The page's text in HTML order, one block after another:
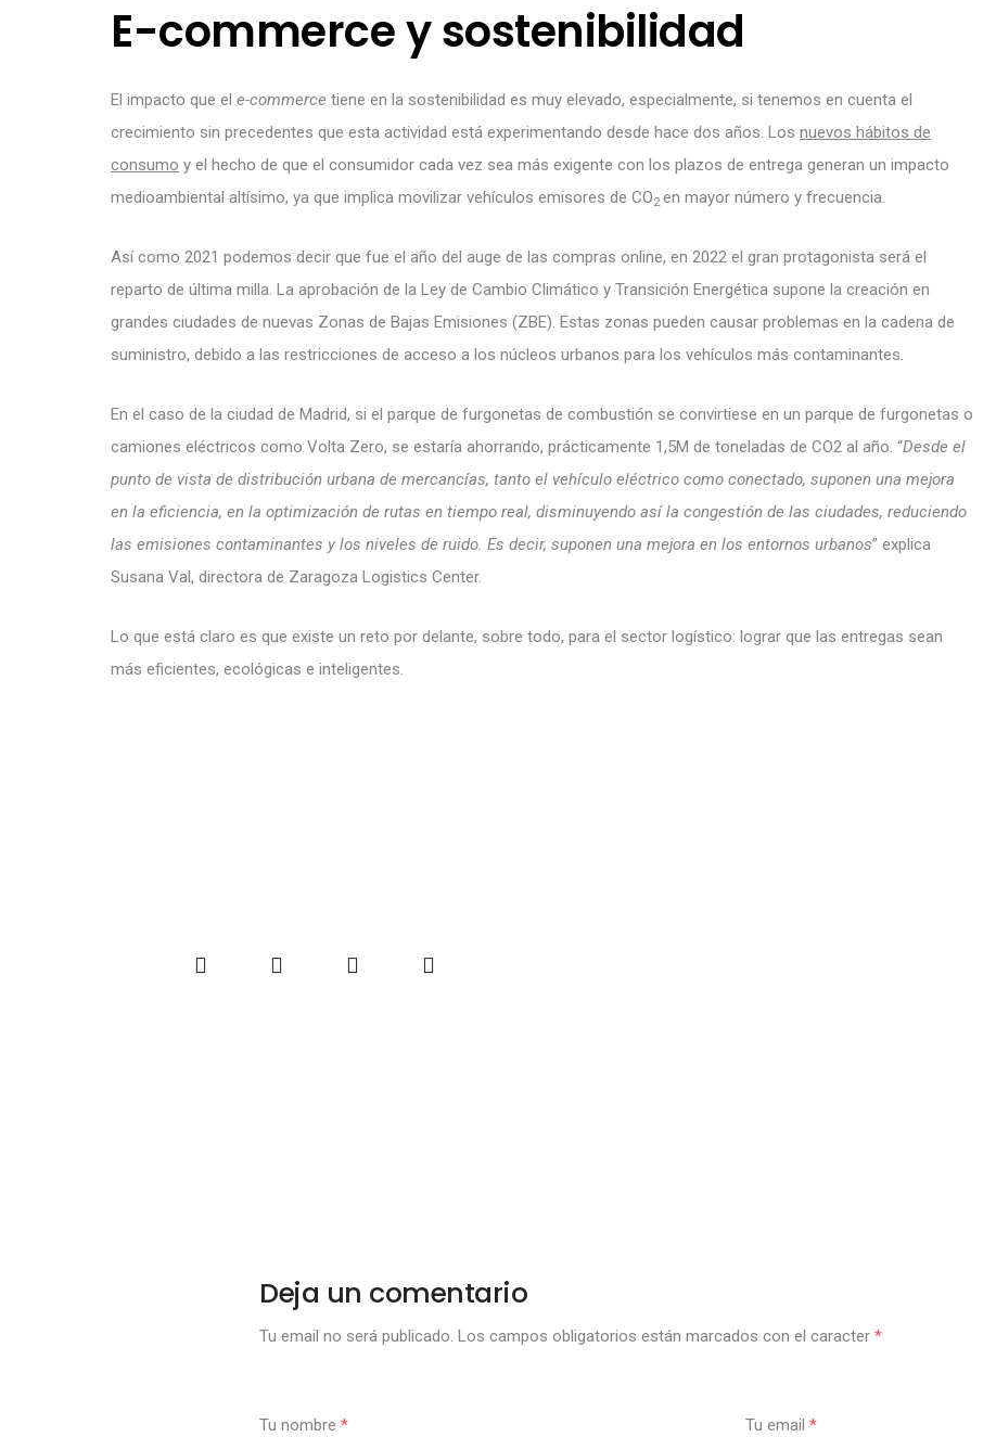
E-commerce y sostenibilidad
El impacto que el e-commerce tiene en la sostenibilidad es muy elevado, especialmente, si tenemos en cuenta el
crecimiento sin precedentes que esta actividad está experimentando desde hace dos años. Los nuevos hábitos de
consumo y el hecho de que el consumidor cada vez sea más exigente con los plazos de entrega generan un impacto
medioambiental altísimo, ya que implica movilizar vehículos emisores de CO2en mayor número y frecuencia.
Así como 2021 podemos decir que fue el año del auge de las compras online, en 2022 el gran protagonista será el
reparto de última milla. La aprobación de la Ley de Cambio Climático y Transición Energética supone la creación en
grandes ciudades de nuevas Zonas de Bajas Emisiones (ZBE). Estas zonas pueden causar problemas en la cadena de
suministro, debido a las restricciones de acceso a los núcleos urbanos para los vehículos más contaminantes.
En el caso de la ciudad de Madrid, si el parque de furgonetas de combustión se convirtiese en un parque de furgonetas o
camiones eléctricos como Volta Zero, se estaría ahorrando, prácticamente 1,5M de toneladas de CO2 al año. “Desde el
punto de vista de distribución urbana de mercancías, tanto el vehículo eléctrico como conectado, suponen una mejora
en la eficiencia, en la optimización de rutas en tiempo real, disminuyendo así la congestión de las ciudades, reduciendo
las emisiones contaminantes y los niveles de ruido. Es decir, suponen una mejora en los entornos urbanos” explica
Susana Val, directora de Zaragoza Logistics Center.
Lo que está claro es que existe un reto por delante, sobre todo, para el sector logístico: lograr que las entregas sean
más eficientes, ecológicas e inteligentes.
Deja un comentario
Tu email no será publicado. Los campos obligatorios están marcados con el caracter*
Tu nombre* Tu email *